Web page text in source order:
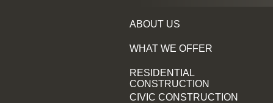
ABOUT US
WHAT WE OFFER
RESIDENTIAL
CONSTRUCTION
CIVIC CONSTRUCTION